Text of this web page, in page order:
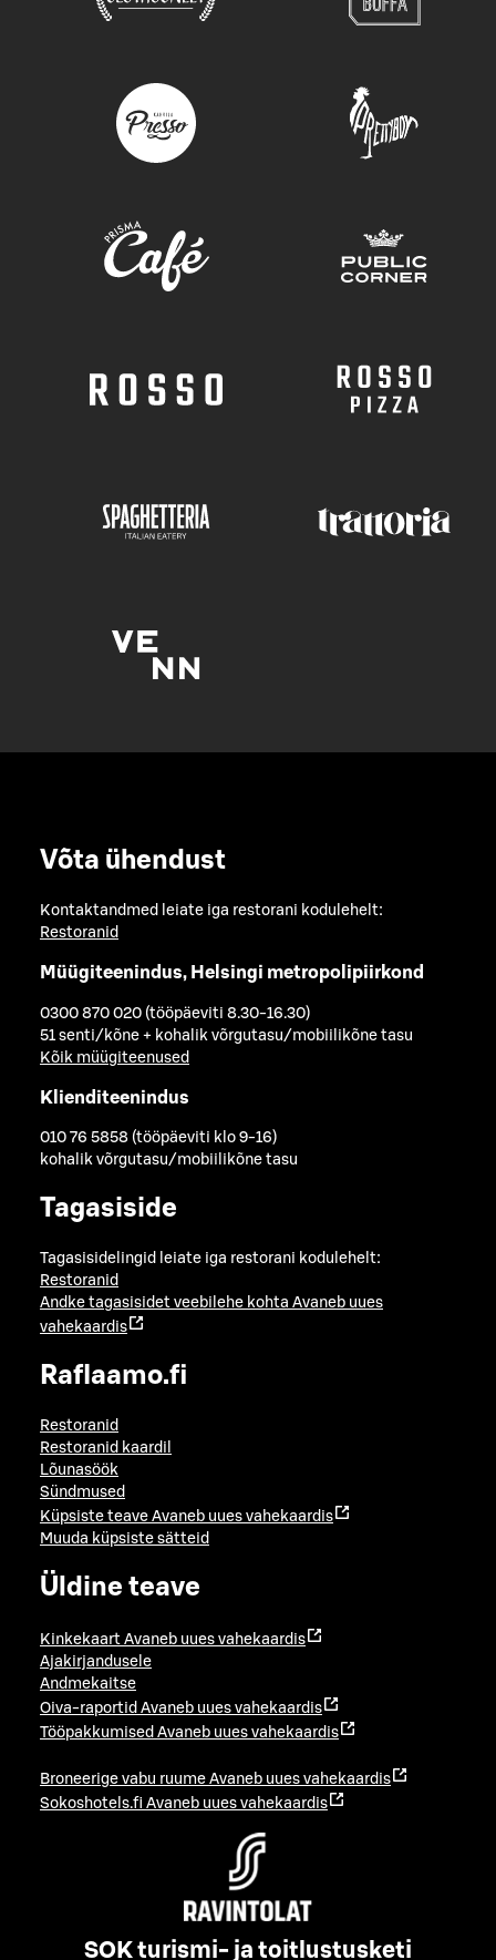
Võta ühendust
Kontaktandmed leiate iga restorani kodulehelt:
Restoranid
Müügiteenindus, Helsingi metropolipiirkond
0300 870 020 (tööpäeviti 8.30-16.30)
51 senti/kõne + kohalik võrgutasu/mobiilikõne tasu
Kõik müügiteenused
Klienditeenindus
010 76 5858 (tööpäeviti klo 9-16)
kohalik võrgutasu/mobiilikõne tasu
Tagasiside
Tagasisidelingid leiate iga restorani kodulehelt:
Restoranid
Andke tagasisidet veebilehe kohta Avaneb uues
vahekaardis
Raflaamo.fi
Restoranid
Restoranid kaardil
Lõunasöök
Sündmused
Küpsiste teave Avaneb uues vahekaardis
Muuda küpsiste sätteid
Üldine teave
Kinkekaart Avaneb uues vahekaardis
Ajakirjandusele
Andmekaitse
Oiva-raportid Avaneb uues vahekaardis
Tööpakkumised Avaneb uues vahekaardis
Broneerige vabu ruume Avaneb uues vahekaardis
Sokoshotels.fi Avaneb uues vahekaardis
SOK turismi- ja toitlustusketi